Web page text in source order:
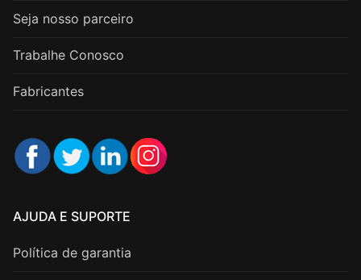
Seja nosso parceiro
Trabalhe Conosco
Fabricantes
AJUDA E SUPORTE
Política de garantia